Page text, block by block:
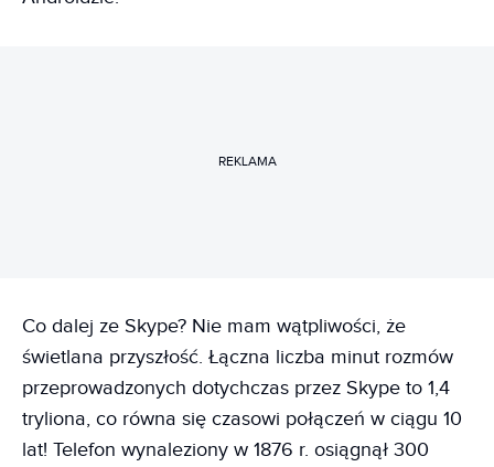
REKLAMA
Co dalej ze Skype? Nie mam wątpliwości, że
świetlana przyszłość. Łączna liczba minut rozmów
przeprowadzonych dotychczas przez Skype to 1,4
tryliona, co równa się czasowi połączeń w ciągu 10
lat! Telefon wynaleziony w 1876 r. osiągnął 300